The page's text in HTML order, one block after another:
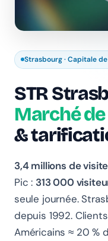
Strasbourg · Capitale
STR
Marché
&
3,4 millions de
Pic : 313 000
seule journée.
depuis 1992.
Américains ≈ 20 %
Chanlify
En ligne · Online
je vous aider ?
Hello! I'm the Chanlify